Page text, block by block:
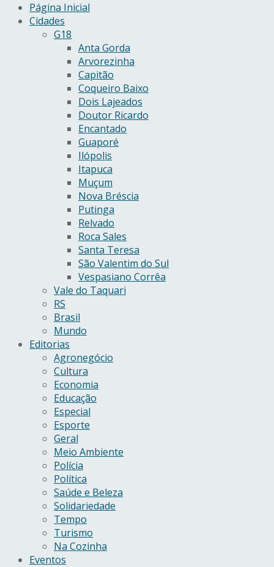
Página Inicial
Cidades
G18
Anta Gorda
Arvorezinha
Capitão
Coqueiro Baixo
Dois Lajeados
Doutor Ricardo
Encantado
Guaporé
Ilópolis
Itapuca
Muçum
Nova Bréscia
Putinga
Relvado
Roca Sales
Santa Teresa
São Valentim do Sul
Vespasiano Corrêa
Vale do Taquari
RS
Brasil
Mundo
Editorias
Agronegócio
Cultura
Economia
Educação
Especial
Esporte
Geral
Meio Ambiente
Polícia
Política
Saúde e Beleza
Solidariedade
Tempo
Turismo
Na Cozinha
Eventos